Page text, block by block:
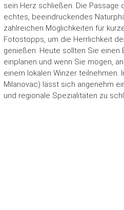
sein Herz schließen. Die Passage
echtes, beeindruckendes
zahlreichen Möglichkeiten für
Fotostopps, um die Herrlichkeit
genießen. Heute sollten Sie einen
einplanen und wenn Sie mögen,
einem lokalen Winzer teilnehmen.
Milanovac) lässt sich angenehm
und regionale Spezialitäten zu